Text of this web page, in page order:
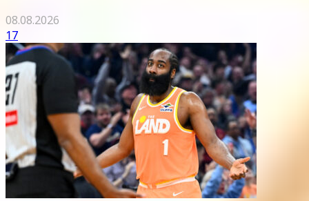
08.08.2026
17